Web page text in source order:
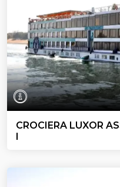
CROCIERA LUXOR
I